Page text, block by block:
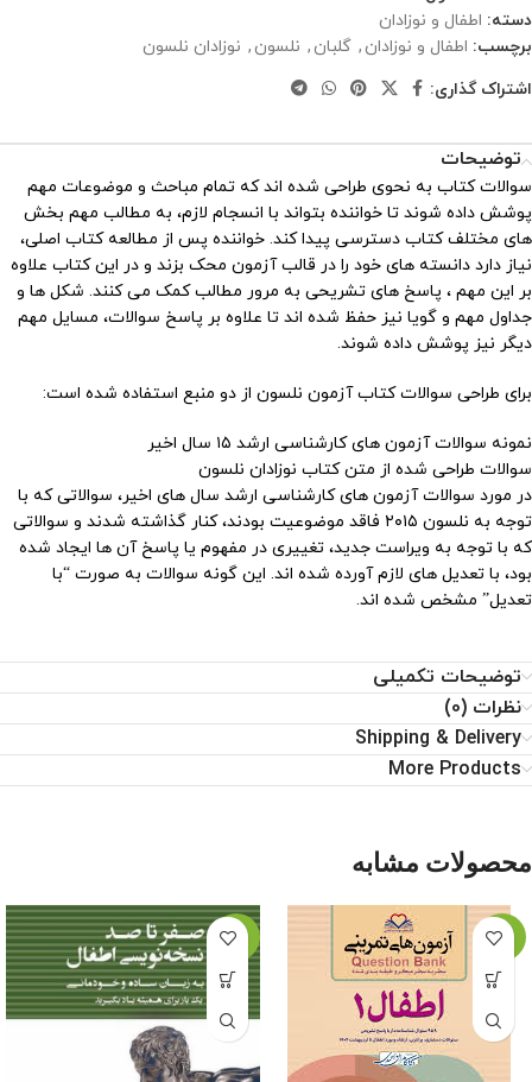
دسته: اطفال و نوزادان
برچسب: اطفال و نوزادان , گلبان , نلسون , نوزادان نلسون
اشتراک گذاری:
توضیحات
سوالات کتاب به نحوی طراحی شده اند که تمام مباحث و موضوعات مهم
پوشش داده شوند تا خواننده بتواند با انسجام لازم، به مطالب مهم بخش
های مختلف کتاب دسترسی پیدا کند. خواننده پس از مطالعه کتاب اصلی،
نیاز دارد دانسته های خود را در قالب آزمون محک بزند و در این کتاب علاوه
بر این مهم ، پاسخ های تشریحی به مرور مطالب کمک می کنند. شکل ها و
جداول مهم و گویا نیز حفظ شده اند تا علاوه بر پاسخ سوالات، مسایل مهم
دیگر نیز پوشش داده شوند.
برای طراحی سوالات کتاب آزمون نلسون از دو منبع استفاده شده است:
نمونه سوالات آزمون های کارشناسی ارشد ۱۵ سال اخیر
سوالات طراحی شده از متن کتاب نوزادان نلسون
در مورد سوالات آزمون های کارشناسی ارشد سال های اخیر، سوالاتی که با
توجه به نلسون ۲۰۱۵ فاقد موضوعیت بودند، کنار گذاشته شدند و سوالاتی
که با توجه به ویراست جدید، تغییری در مفهوم یا پاسخ آن ها ایجاد شده
بود، با تعدیل های لازم آورده شده اند. این گونه سوالات به صورت “با
تعدیل” مشخص شده اند.
توضیحات تکمیلی
نظرات (0)
Shipping & Delivery
More Products
محصولات مشابه
-21%
-12%